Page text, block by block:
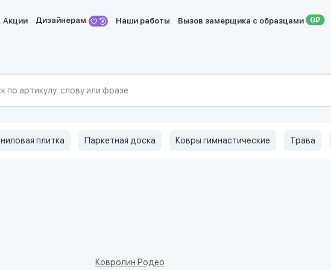
Акции Дизайнерам Наши работы Вызов замерщика с образцами
плитка Паркетная доска Ковры гимнастические Трава
Ковролин Родео